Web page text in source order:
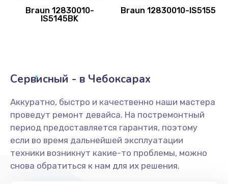
Braun 12830010-
IS5145BK
Braun 12830010-IS5155
Сервисный - в Чебоксарах
Аккуратно, быстро и качественно наши мастера
проведут ремонт девайса. На постремонтный
период предоставляется гарантия, поэтому
если во время дальнейшей эксплуатации
техники возникнут какие-то проблемы, можно
снова обратиться к нам для их решения.